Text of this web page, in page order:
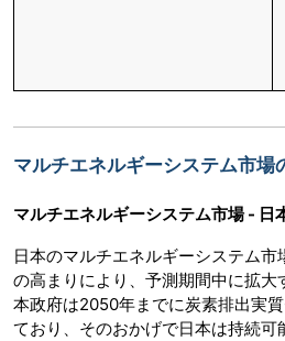
マルチエネルギーシステム市場
マルチエネルギーシステム市場 - 日
日本のマルチエネルギーシステム
の高まりにより、予測期間中に拡大
本政府は2050年までに炭素排出実
ており、そのおかげで日本は持続可